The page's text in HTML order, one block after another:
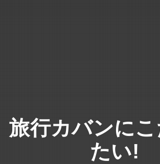
旅行カバンにこ
たい!